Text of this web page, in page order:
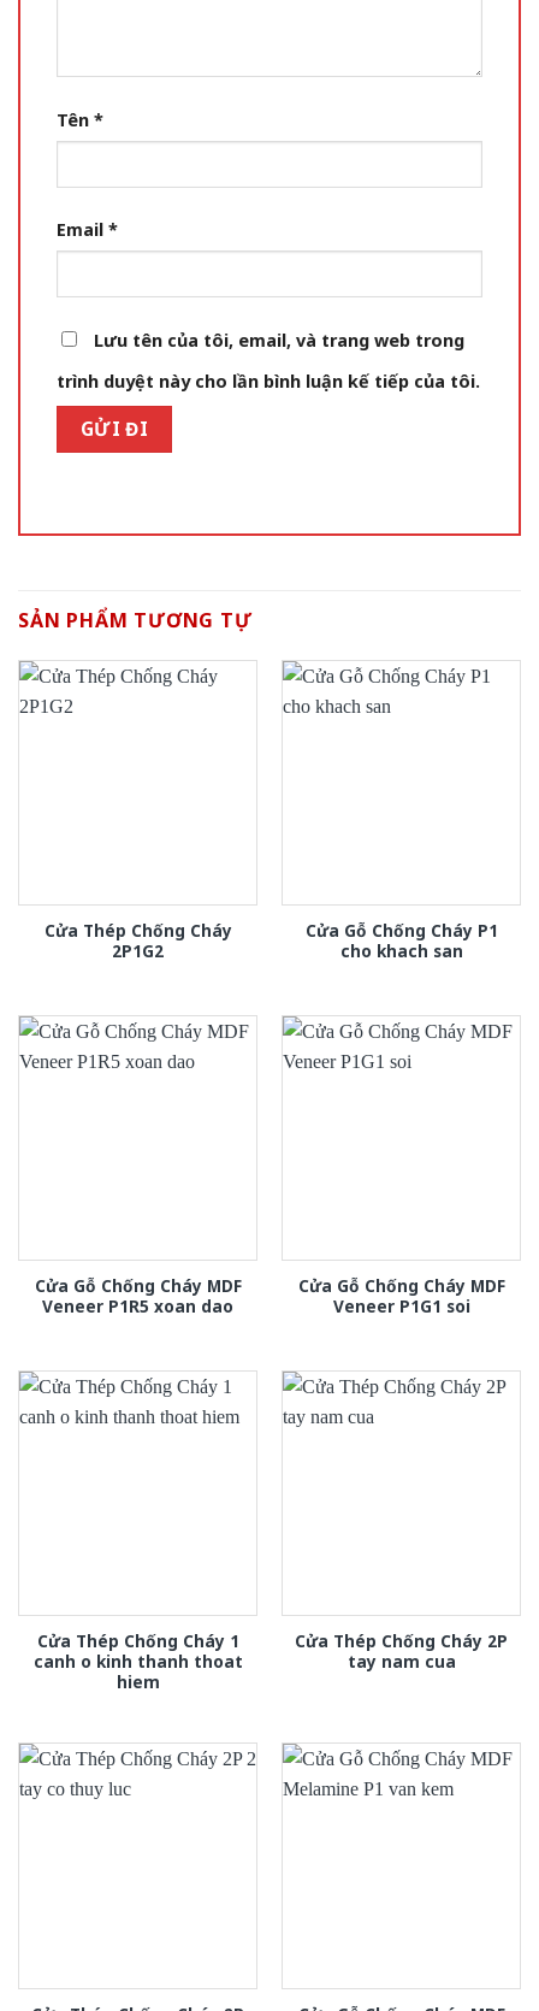
Tên *
Email *
Lưu tên của tôi, email, và trang web trong
trình duyệt này cho lần bình luận kế tiếp của tôi.
SẢN PHẨM TƯƠNG TỰ
Cửa Thép Chống Cháy
2P1G2
Cửa Gỗ Chống Cháy P1
cho khach san
Cửa Gỗ Chống Cháy MDF
Veneer P1R5 xoan dao
Cửa Gỗ Chống Cháy MDF
Veneer P1G1 soi
Cửa Thép Chống Cháy 1
canh o kinh thanh thoat
hiem
Cửa Thép Chống Cháy 2P
tay nam cua